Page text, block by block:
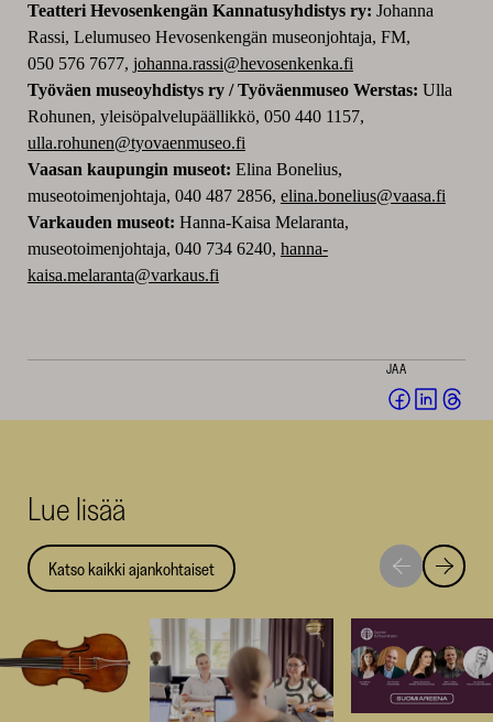
Teatteri Hevosenkengän Kannatusyhdistys ry: Johanna
Rassi, Lelumuseo Hevosenkengän museonjohtaja, FM,
050 576 7677, johanna.rassi@hevosenkenka.fi
Työväen museoyhdistys ry / Työväenmuseo Werstas: Ulla
Rohunen, yleisöpalvelupäällikkö, 050 440 1157,
ulla.rohunen@tyovaenmuseo.fi
Vaasan kaupungin museot: Elina Bonelius,
museotoimenjohtaja, 040 487 2856, elina.bonelius@vaasa.fi
Varkauden museot: Hanna-Kaisa Melaranta,
museotoimenjohtaja, 040 734 6240, hanna-
kaisa.melaranta@varkaus.fi
JAA
Jaa Jaa
Lue lisää
Katso kaikki ajankohtaiset
Siirry
seuraavaan
Siirry